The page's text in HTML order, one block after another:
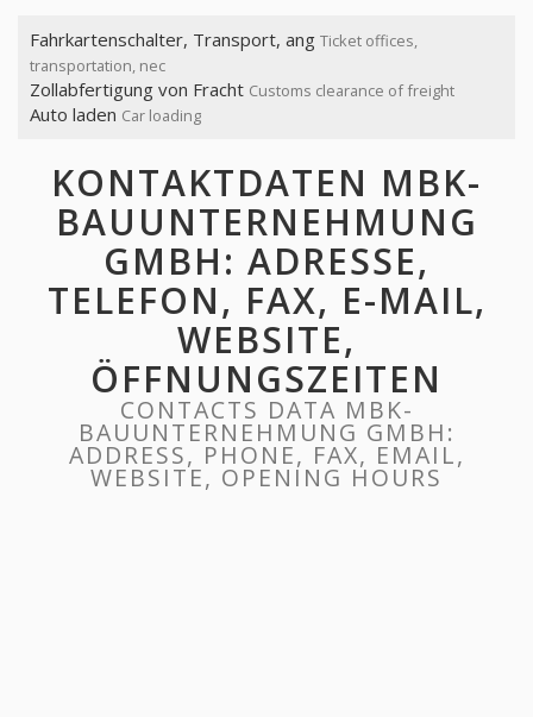
Fahrkartenschalter, Transport, ang Ticket offices,
transportation, nec
Zollabfertigung von Fracht Customs clearance of freight
Auto laden Car loading
KONTAKTDATEN MBK-
BAUUNTERNEHMUNG
GMBH: ADRESSE,
TELEFON, FAX, E-MAIL,
WEBSITE,
ÖFFNUNGSZEITEN
CONTACTS DATA MBK-
BAUUNTERNEHMUNG GMBH:
ADDRESS, PHONE, FAX, EMAIL,
WEBSITE, OPENING HOURS